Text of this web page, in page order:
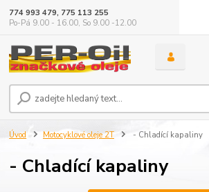
774 993 479, 775 113 255
Po-Pá 9.00 - 16.00, So 9.00 -12.00
Úvod Motocyklové oleje 2T - Chladící kapaliny
- Chladící kapaliny